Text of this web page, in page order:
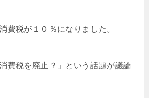
費税が１０％になりました。
費税を廃止？」という話題が議論